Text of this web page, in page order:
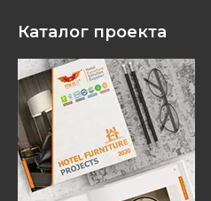
Каталог проекта